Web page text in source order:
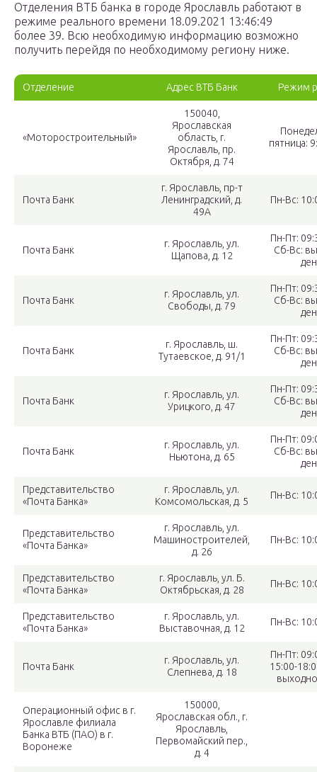
Отделения ВТБ банка в городе Ярославль работают в
режиме реального времени 18.09.2021 13:46:49
более 39. Всю необходимую информацию возможно
получить перейдя по необходимому региону ниже.
Отделение Адрес ВТБ Банк Режим
«Моторостроительный»
150040,
Ярославская
область, г.
Ярославль, пр.
Октября, д. 74
пятница:
Почта Банк
г. Ярославль, пр-т
Ленинградский, д.
49А
Пн-Вс:
Почта Банк
г. Ярославль, ул.
Щапова, д. 12
Пн-Пт:
Сб-Вс:
Почта Банк
г. Ярославль, ул.
Свободы, д. 79
Пн-Пт:
Сб-Вс:
Почта Банк
г. Ярославль, ш.
Тутаевское, д. 91/1
Пн-Пт:
Сб-Вс:
Почта Банк
г. Ярославль, ул.
Урицкого, д. 47
Пн-Пт:
Сб-Вс:
Почта Банк
г. Ярославль, ул.
Ньютона, д. 65
Пн-Пт:
Сб-Вс:
Представительство
«Почта Банка»
г. Ярославль, ул.
Комсомольская, д. 5
Пн-Вс:
Представительство
«Почта Банка»
г. Ярославль, ул.
Машиностроителей,
д. 26
Пн-Вс:
Представительство
«Почта Банка»
г. Ярославль, ул. Б.
Октябрьская, д. 28
Пн-Вс:
Представительство
«Почта Банка»
г. Ярославль, ул.
Выставочная, д. 12
Пн-Вс:
Почта Банк
г. Ярославль, ул.
Слепнева, д. 18
Пн-Пт:
15:00-
Операционный офис в г.
Ярославле филиала
Банка ВТБ (ПАО) в г.
Воронеже
150000,
Ярославская обл., г.
Ярославль,
Первомайский пер.,
д. 4